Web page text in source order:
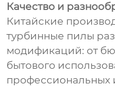
Качество и
Китайские
турбинные пилы
модификаций: от
бытового
профессиональных